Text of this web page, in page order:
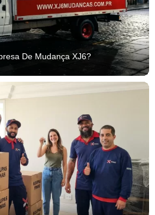
De Mudança XJ6?